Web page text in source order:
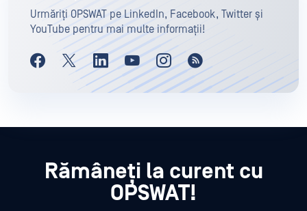
Urmăriți OPSWAT pe LinkedIn, Facebook, Twitter și
YouTube pentru mai multe informații!
Rămâneți la curent cu
OPSWAT!